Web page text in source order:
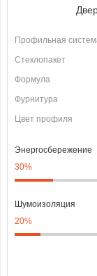
Профильная
Стеклопакет
Формула
Фурнитура
Цвет профиля
Энергосбережение
30%
Шумоизоляция
20%